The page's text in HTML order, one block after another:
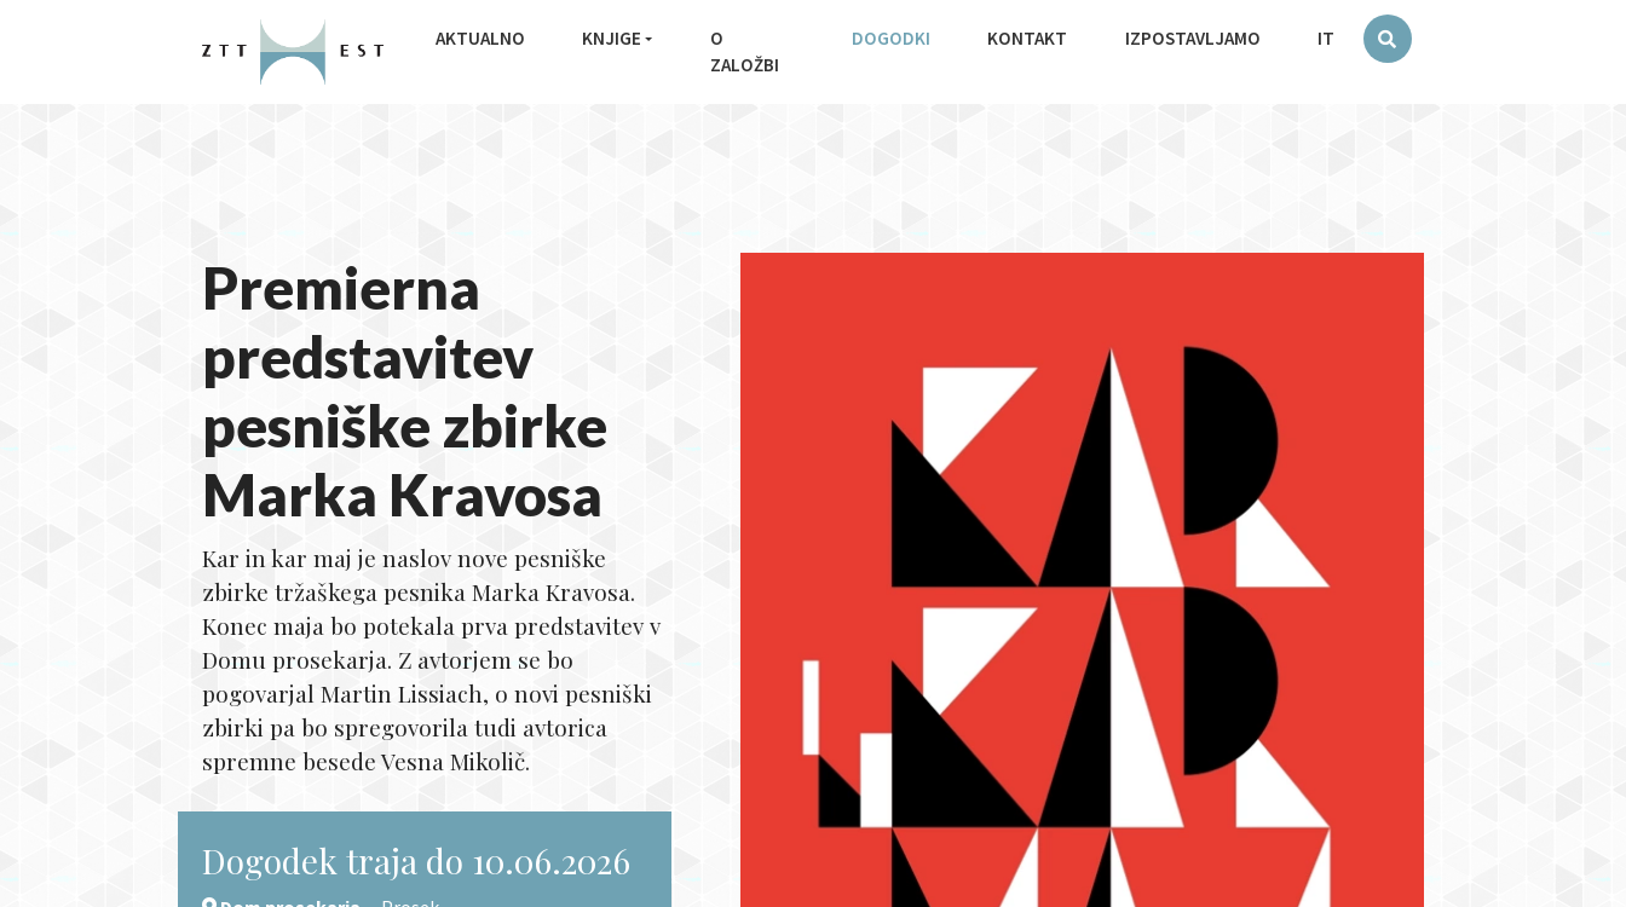
AKTUALNO KNJIGE
O
ZALOŽBI
DOGODKI KONTAKT IZPOSTAVLJAMO IT
Premierna
predstavitev
pesniške zbirke
Marka Kravosa
Kar in kar maj je naslov nove pesniške
zbirke tržaškega pesnika Marka Kravosa.
Konec maja bo potekala prva predstavitev v
Domu prosekarja. Z avtorjem se bo
pogovarjal Martin Lissiach, o novi pesniški
zbirki pa bo spregovorila tudi avtorica
spremne besede Vesna Mikolič.
Dogodek traja do 10.06.2026